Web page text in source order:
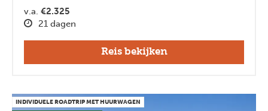
v.a. €2.325
21 dagen
Reis bekijken
INDIVIDUELE ROADTRIP MET HUURWAGEN